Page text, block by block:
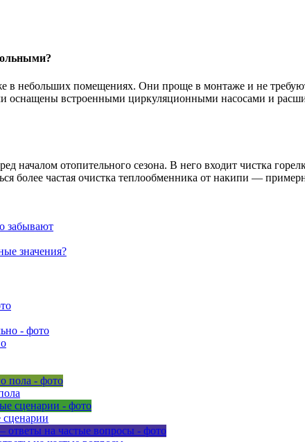
в небольших помещениях. Они проще в монтаже и не
оснащены встроенными циркуляционными насосами и
началом отопительного сезона. В него входит чистка
более частая очистка теплообменника от накипи —
забывают
значения?